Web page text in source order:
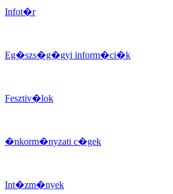
Infot�r
Eg�szs�g�gyi inform�ci�k
Fesztiv�lok
�nkorm�nyzati c�gek
Int�zm�nyek